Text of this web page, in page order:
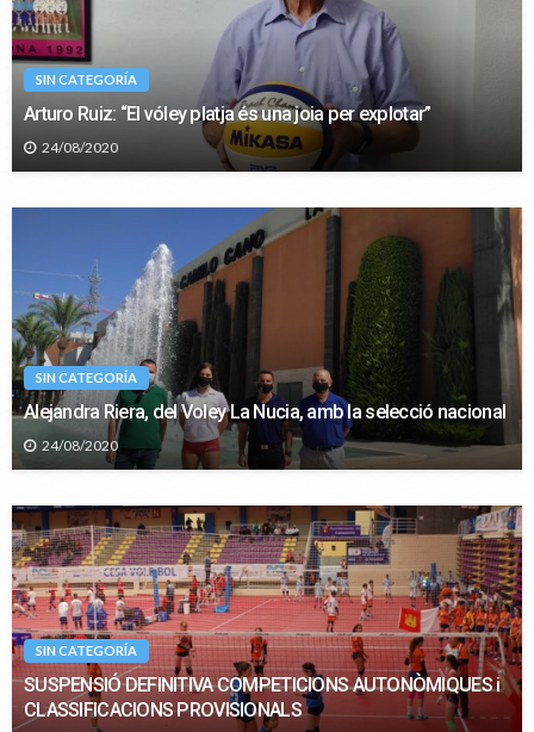
SIN CATEGORÍA
Arturo Ruiz: “El vóley platja és una joia per explotar”
24/08/2020
SIN CATEGORÍA
Alejandra Riera, del Voley La Nucia, amb la selecció nacional
24/08/2020
SIN CATEGORÍA
SUSPENSIÓ DEFINITIVA COMPETICIONS AUTONÒMIQUES i
CLASSIFICACIONS PROVISIONALS